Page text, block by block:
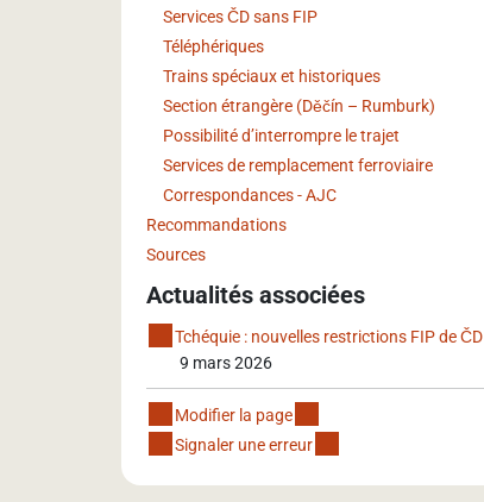
Services ČD sans FIP
Téléphériques
Trains spéciaux et historiques
Section étrangère (Děčín – Rumburk)
Possibilité d’interrompre le trajet
Services de remplacement ferroviaire
Correspondances - AJC
Recommandations
Sources
Actualités associées
Tchéquie : nouvelles restrictions FIP de ČD
9 mars 2026
Modifier la page
Signaler une erreur